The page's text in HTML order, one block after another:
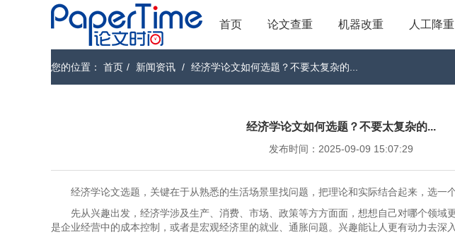
首页 论文查重 机器改重 人工降重
您的位置： 首页 / 新闻资讯 / 经济学论文如何选题？不要太复杂的...
经济学论文如何选题？不要太复杂的...
发布时间：2025-09-09 15:07:29
经济学论文选题，关键在于从熟悉的生活场景里找问题，把理论和实际结合起来，选一
先从兴趣出发，经济学涉及生产、消费、市场、政策等方方面面，想想自己对哪个领域
是企业经营中的成本控制，或者是宏观经济里的就业、通胀问题。兴趣能让人更有动力去深入